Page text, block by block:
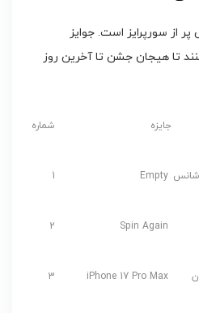
از سورپرایز است. جوایز
تا هیجان جشن تا آخرین روز
شماره جایزه
1 شانس
2
3